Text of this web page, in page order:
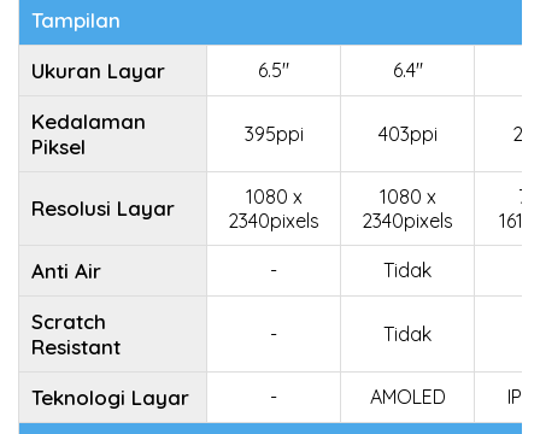
Tampilan
Ukuran Layar
6.5" 6.4"
Kedalaman
Piksel
395ppi 403ppi
Resolusi Layar
1080 x
2340pixels
1080 x
2340pixels
Anti Air - Tidak
Scratch
Resistant
- Tidak
Teknologi Layar - AMOLED